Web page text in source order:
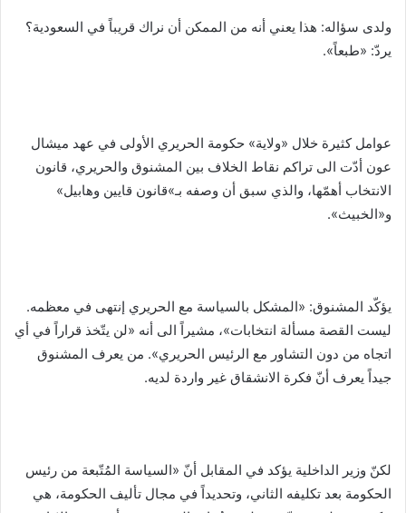
ولدى سؤاله: هذا يعني أنه من الممكن أن نراك قريباً في السعودية؟
يردّ: «طبعاً».
عوامل كثيرة خلال «ولاية» حكومة الحريري الأولى في عهد ميشال
عون أدّت الى تراكم نقاط الخلاف بين المشنوق والحريري، قانون
الانتخاب أهمّها، والذي سبق أن وصفه بـ»قانون قايين وهابيل»
و«الخبيث».
يؤكّد المشنوق: «المشكل بالسياسة مع الحريري إنتهى في معظمه.
ليست القصة مسألة انتخابات»، مشيراً الى أنه «لن يتّخذ قراراً في أي
اتجاه من دون التشاور مع الرئيس الحريري». من يعرف المشنوق
جيداً يعرف أنّ فكرة الانشقاق غير واردة لديه.
لكنّ وزير الداخلية يؤكد في المقابل أنّ «السياسة المُتّبعة من رئيس
الحكومة بعد تكليفه الثاني، وتحديداً في مجال تأليف الحكومة، هي